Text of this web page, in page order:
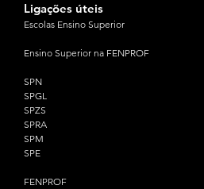
Ligações úteis
Escolas Ensino Superior
Ensino Superior na FENPROF
SPN
SPGL
SPZS
SPRA
SPM
SPE
FENPROF